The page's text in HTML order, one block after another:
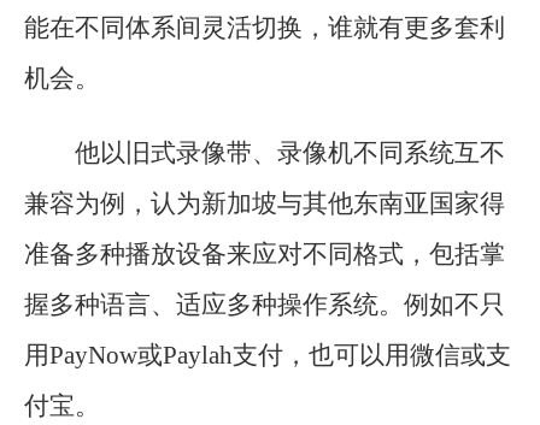
能在不同体系间灵活切换，谁就有更多套利
机会。
他以旧式录像带、录像机不同系统互不
兼容为例，认为新加坡与其他东南亚国家得
准备多种播放设备来应对不同格式，包括掌
握多种语言、适应多种操作系统。例如不只
用PayNow或Paylah支付，也可以用微信或支
付宝。